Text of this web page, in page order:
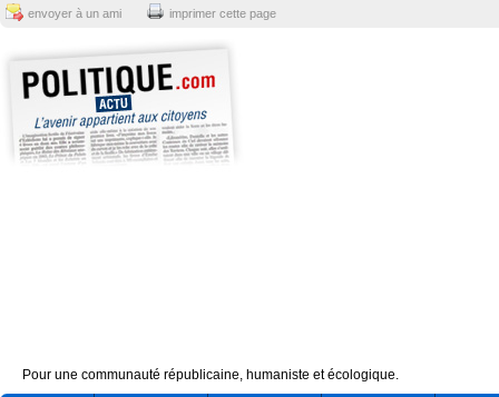
envoyer à un ami imprimer cette page
Pour une communauté républicaine, humaniste et écologique.